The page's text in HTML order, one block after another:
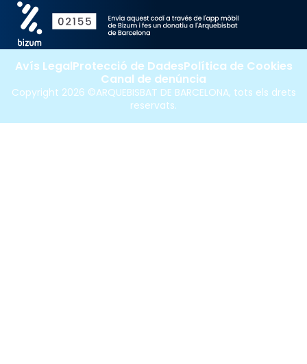
Copyright 2026 ©ARQUEBISBAT DE BARCELONA, tots els drets
reservats.
Avís LegalProtecció de DadesPolítica de Cookies
Canal de denúncia